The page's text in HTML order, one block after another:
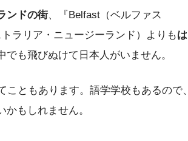
ンドの街、『Belfast（ベルファス
ラリア・ニュージーランド）よりもは
でも飛びぬけて日本人がいません。
こともあります。語学学校もあるので、
もしれません。